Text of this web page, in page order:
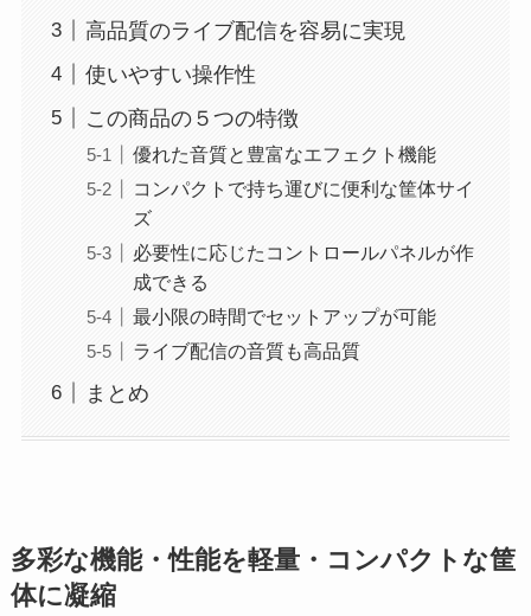
高品質のライブ配信を容易に実現
使いやすい操作性
この商品の５つの特徴
優れた音質と豊富なエフェクト機能
コンパクトで持ち運びに便利な筐体サイ
ズ
必要性に応じたコントロールパネルが作
成できる
最小限の時間でセットアップが可能
ライブ配信の音質も高品質
まとめ
多彩な機能・性能を軽量・コンパクトな筐
体に凝縮